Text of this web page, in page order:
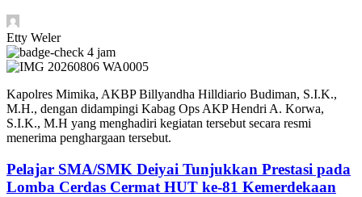
Etty Weler
4 jam
Kapolres Mimika, AKBP Billyandha Hilldiario Budiman, S.I.K.,
M.H., dengan didampingi Kabag Ops AKP Hendri A. Korwa,
S.I.K., M.H yang menghadiri kegiatan tersebut secara resmi
menerima penghargaan tersebut.
Pelajar SMA/SMK Deiyai Tunjukkan Prestasi pada
Lomba Cerdas Cermat HUT ke-81 Kemerdekaan